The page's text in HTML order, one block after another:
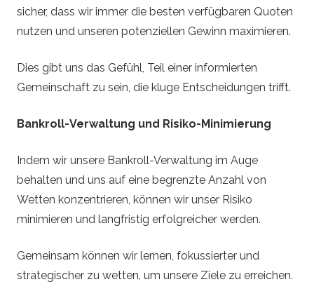
sicher, dass wir immer die besten verfügbaren Quoten
nutzen und unseren potenziellen Gewinn maximieren.
Dies gibt uns das Gefühl, Teil einer informierten
Gemeinschaft zu sein, die kluge Entscheidungen trifft.
Bankroll-Verwaltung und Risiko-Minimierung
Indem wir unsere Bankroll-Verwaltung im Auge
behalten und uns auf eine begrenzte Anzahl von
Wetten konzentrieren, können wir unser Risiko
minimieren und langfristig erfolgreicher werden.
Gemeinsam können wir lernen, fokussierter und
strategischer zu wetten, um unsere Ziele zu erreichen.